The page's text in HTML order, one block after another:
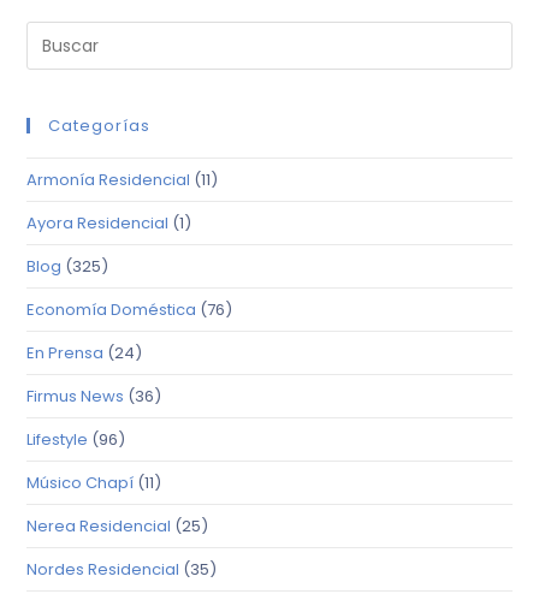
Categorías
Armonía Residencial (11)
Ayora Residencial (1)
Blog (325)
Economía Doméstica (76)
En Prensa (24)
Firmus News (36)
Lifestyle (96)
Músico Chapí (11)
Nerea Residencial (25)
Nordes Residencial (35)